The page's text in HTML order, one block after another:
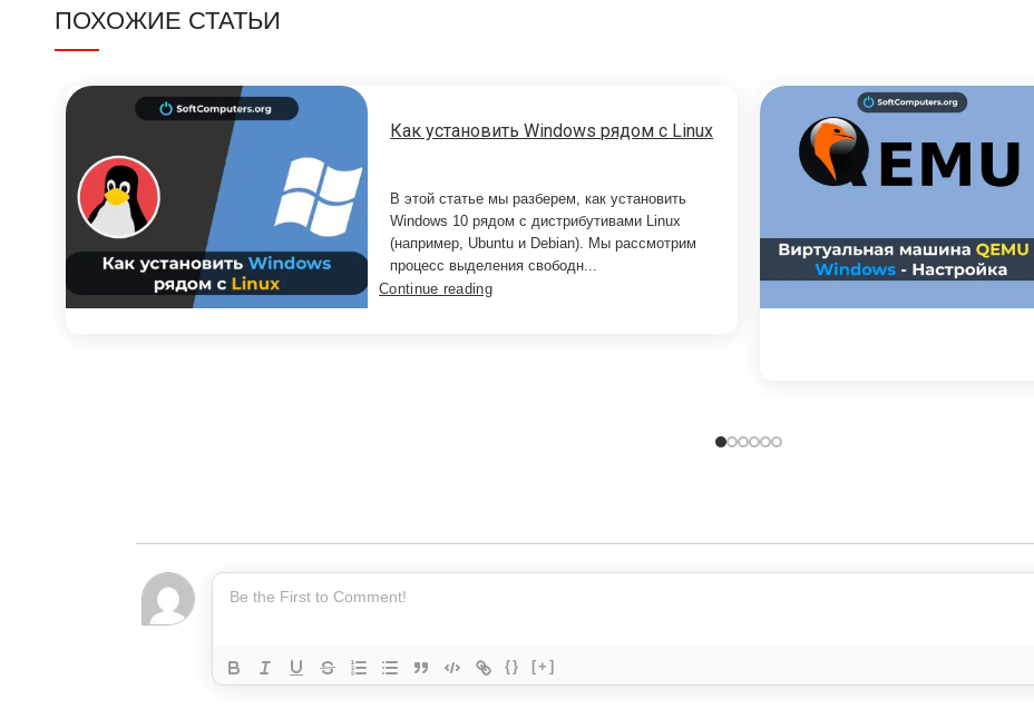
ПОХОЖИЕ СТАТЬИ
Как установить Windows рядом с Linux
В этой статье мы разберем, как установить
Windows 10 рядом с дистрибутивами Linux
(например, Ubuntu и Debian). Мы рассмотрим
процесс выделения свободн...
Continue reading
{} [+]